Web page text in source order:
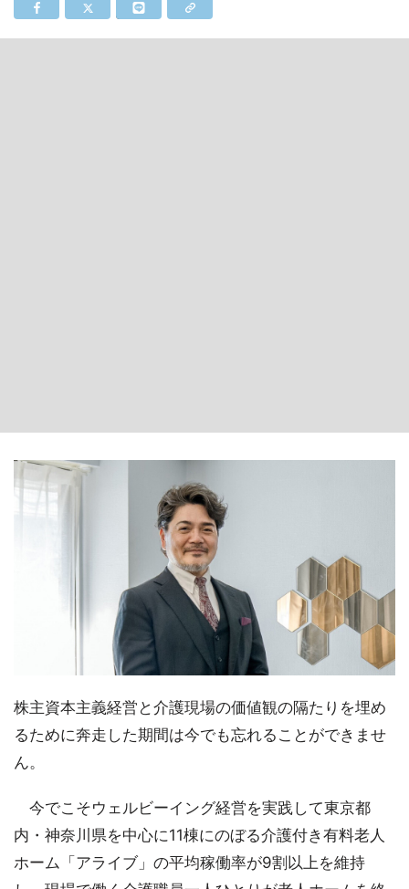
株主資本主義経営と介護現場の価値観の隔たりを埋め
るために奔走した期間は今でも忘れることができませ
ん。
今でこそウェルビーイング経営を実践して東京都
内・神奈川県を中心に11棟にのぼる介護付き有料老人
ホーム「アライブ」の平均稼働率が9割以上を維持